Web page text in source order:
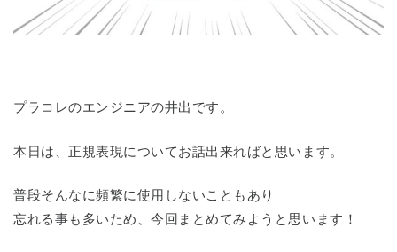
プラコレのエンジニアの井出です。
本日は、正規表現についてお話出来ればと思います。
普段そんなに頻繁に使用しないこともあり
忘れる事も多いため、今回まとめてみようと思います！